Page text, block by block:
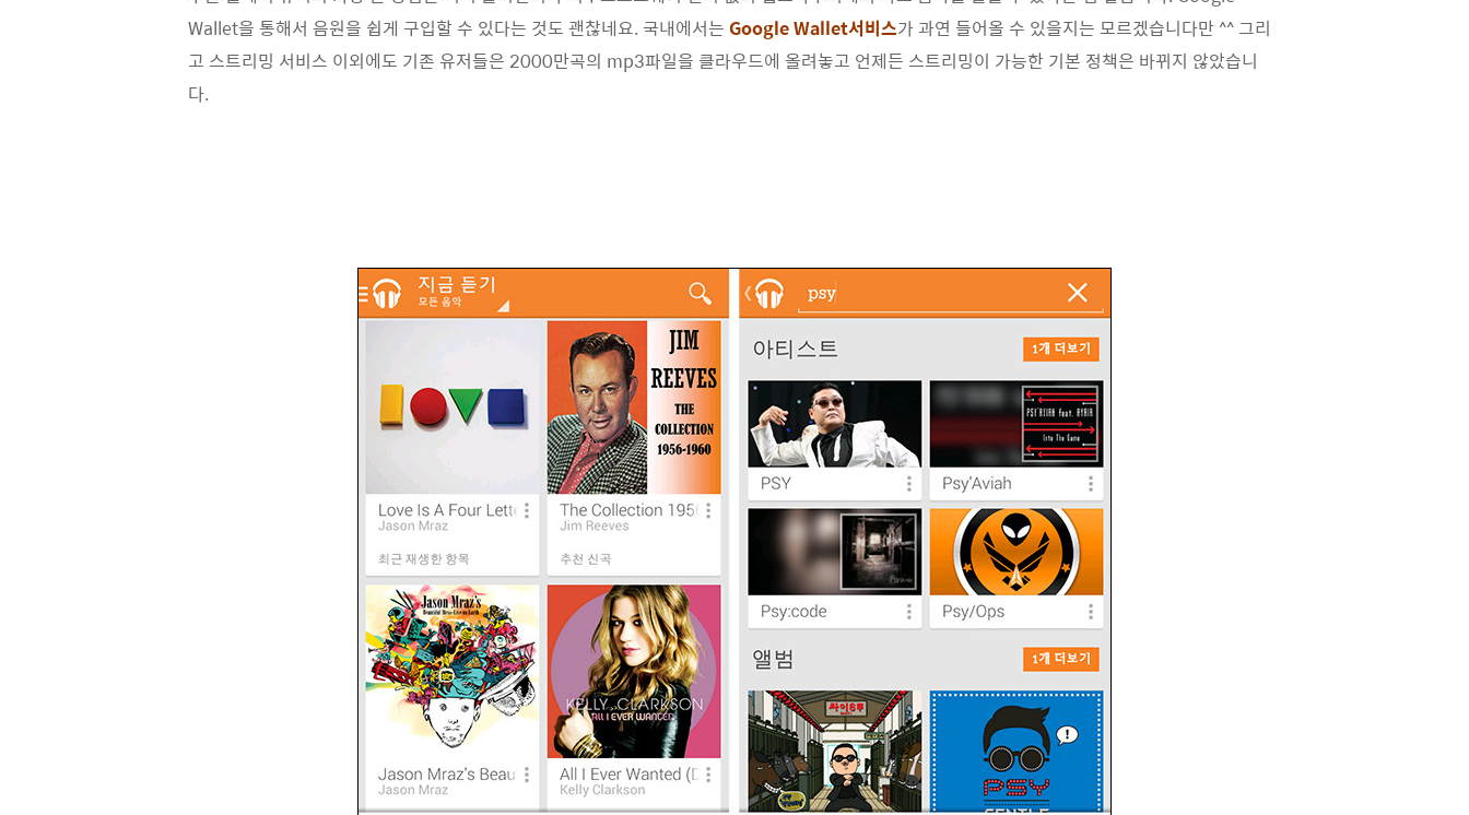
Wallet을 통해서 음원을 쉽게 구입할 수 있다는 것도 괜찮네요. 국내에서는 Google Wallet서비스가 과연 들어올 수 있을지는 모르겠습니다만 ^^ 그리
고 스트리밍 서비스 이외에도 기존 유저들은 2000만곡의 mp3파일을 클라우드에 올려놓고 언제든 스트리밍이 가능한 기본 정책은 바뀌지 않았습니
다.